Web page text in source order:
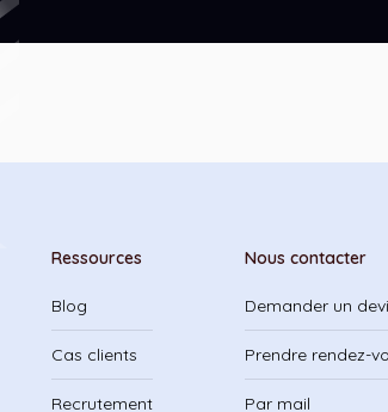
Ressources
Blog
Cas clients
Recrutement
Nous contacter
Demander un
Prendre rendez-
Par mail